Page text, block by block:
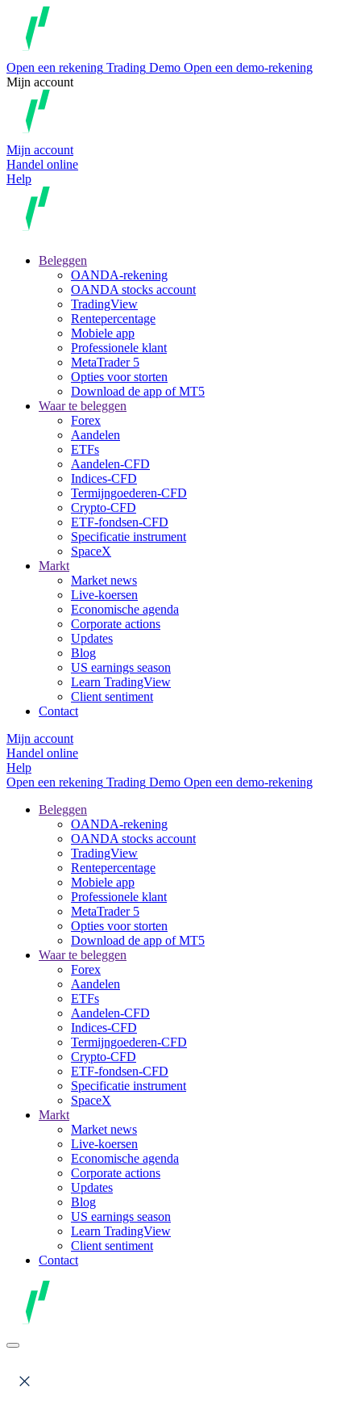
Open een rekening Trading Demo Open een demo-rekening
Mijn account
Mijn account
Handel online
Help
Beleggen
OANDA-rekening
OANDA stocks account
TradingView
Rentepercentage
Mobiele app
Professionele klant
MetaTrader 5
Opties voor storten
Download de app of MT5
Waar te beleggen
Forex
Aandelen
ETFs
Aandelen-CFD
Indices-CFD
Termijngoederen-CFD
Crypto-CFD
ETF-fondsen-CFD
Specificatie instrument
SpaceX
Markt
Market news
Live-koersen
Economische agenda
Corporate actions
Updates
Blog
US earnings season
Learn TradingView
Client sentiment
Contact
Mijn account
Handel online
Help
Open een rekening Trading Demo Open een demo-rekening
Beleggen
OANDA-rekening
OANDA stocks account
TradingView
Rentepercentage
Mobiele app
Professionele klant
MetaTrader 5
Opties voor storten
Download de app of MT5
Waar te beleggen
Forex
Aandelen
ETFs
Aandelen-CFD
Indices-CFD
Termijngoederen-CFD
Crypto-CFD
ETF-fondsen-CFD
Specificatie instrument
SpaceX
Markt
Market news
Live-koersen
Economische agenda
Corporate actions
Updates
Blog
US earnings season
Learn TradingView
Client sentiment
Contact